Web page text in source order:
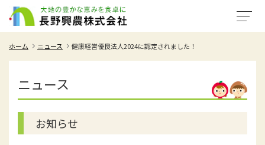
ホーム ニュース 健康経営優良法人2024に認定されました！
ニュース
お知らせ